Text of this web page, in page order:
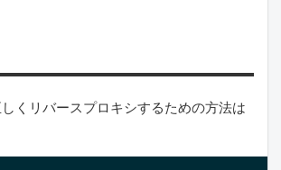
くリバースプロキシするための方法は